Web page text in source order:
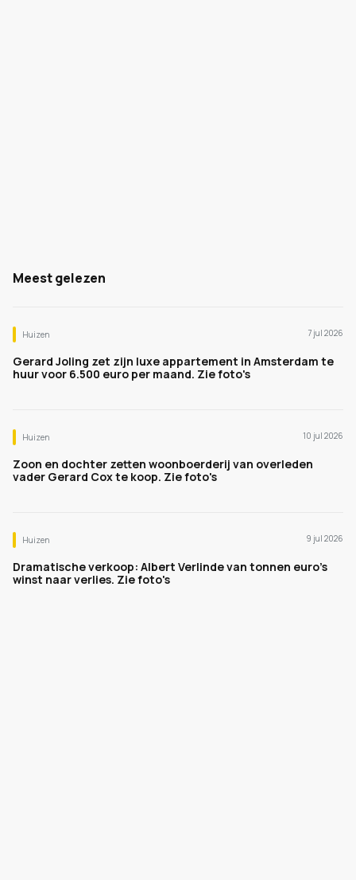
Meest gelezen
Huizen 7 jul 2026
Gerard Joling zet zijn luxe appartement in Amsterdam te
huur voor 6.500 euro per maand. Zie foto's
Huizen 10 jul 2026
Zoon en dochter zetten woonboerderij van overleden
vader Gerard Cox te koop. Zie foto's
Huizen 9 jul 2026
Dramatische verkoop: Albert Verlinde van tonnen euro's
winst naar verlies. Zie foto's